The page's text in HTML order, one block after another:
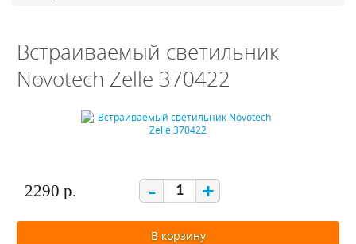
Встраиваемый светильник
Novotech Zelle 370422
2290 р. - +
В корзину